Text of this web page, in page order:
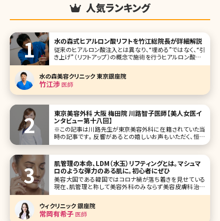
人気ランキング
水の森式ヒアルロン酸リフトを竹江総院長が詳細解説
従来のヒアルロン酸注入とは異なり、“埋める”ではなく、“引
き上げ”（リフトアップ）の概念で施術を行うヒアルロン酸リフ
ト。現在テレビや雑誌でも取り上げられ、注目されています。
水の森美容外科総院長の竹江先生にヒアルロン酸リフトに
ついて、他のエイジング治療との比較もまじえながら、わかり
やすく解説していただ
水の森美容クリニック 東京銀座院
竹江渉医師
東京美容外科 大阪 梅田院 川路智子医師【美人女医イ
ンタビュー第十八回】
※この記事は川路先生が東京美容外科に在籍されていた当
時の記事です。 反響があるとの嬉しいお声もいただく、恒例
の美人女医インタビュー。今回は全国展開している東京美容
の視点、配慮を反映した診療に対する思いを語ってもらいま
した。特に豊胸術、アンチエ
肌管理の本命、LDM（水玉）リフティングとは。マシュマ
ロのような弾力のある肌に。初心者にぜひ
美容大国である韓国ではコロナ禍が落ち着きを見せている
現在、肌管理と称して美容外科のみならず美容皮膚科治療
が20代女性を中心にとても人気になっています。韓国は美
容クリニックに最新の機械が数多くあるというだけでなく、価
格が日本と比べてかなり手頃であり、旅行も兼ねて美容クリ
ニックを訪れる方が増加しているそ
ウィクリニック 銀座院
常岡有希子医師